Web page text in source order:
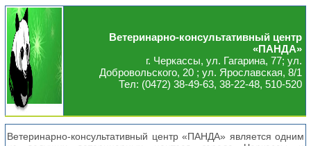
Ветеринарно-консультативный центр
«ПАНДА»
г. Черкассы, ул. Гагарина, 77; ул.
Добровольского, 20 ; ул. Ярославская, 8/1
Тел: (0472) 38-49-63, 38-22-48, 510-520
Ветеринарно-консультативный центр «ПАНДА» является одним